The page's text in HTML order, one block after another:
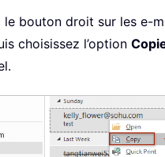
le bouton droit sur les e-
choisissez l’option